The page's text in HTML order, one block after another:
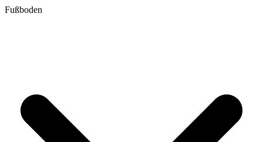
Fußboden